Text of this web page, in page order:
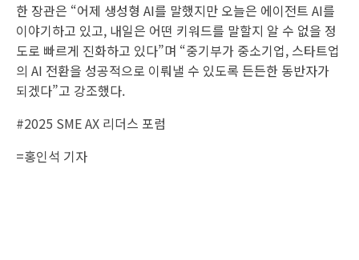
한 장관은 “어제 생성형 AI를 말했지만 오늘은 에이전트 AI를
이야기하고 있고, 내일은 어떤 키워드를 말할지 알 수 없을 정
도로 빠르게 진화하고 있다”며 “중기부가 중소기업, 스타트업
의 AI 전환을 성공적으로 이뤄낼 수 있도록 든든한 동반자가
되겠다”고 강조했다.
#2025 SME AX 리더스 포럼
=홍인석 기자